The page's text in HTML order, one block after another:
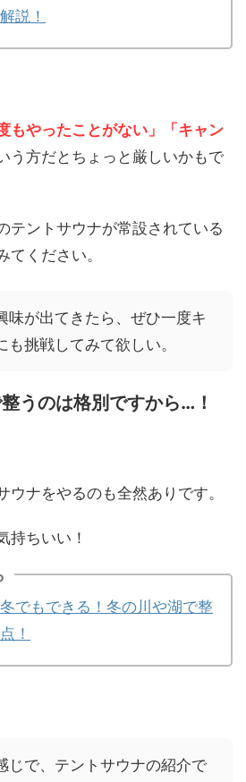
説！
もやったことがない」「キャン
う方だとちょっと厳しいかもで
テントサウナが常設されている
てください。
味が出てきたら、ぜひ一度キ
も挑戦してみて欲しい。
うのは格別ですから…！
ウナをやるのも全然ありです。
持ちいい！
でもできる！冬の川や湖で整
！
じで、テントサウナの紹介で